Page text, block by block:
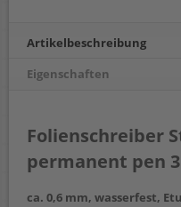
Artikelbeschreibung
Eigenschaften
Folienschreiber
permanent pen
ca. 0,6 mm, wasserfest,